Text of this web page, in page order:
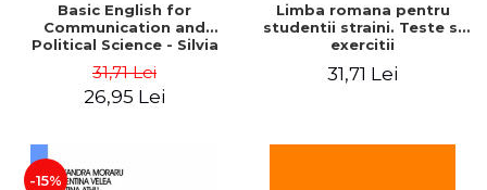
Basic English for
Communication and
Political Science - Silvia
31,71 Lei
26,95 Lei
Limba romana pentru
studentii straini. Teste si
exercitii
31,71 Lei
-15%